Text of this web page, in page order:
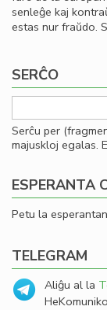
senleĝe kaj
estas nur fraŭdo.
SERĈO
Serĉu per
majuskloj egalas.
ESPERANTA
Petu la
TELEGRAM
Aliĝu al la